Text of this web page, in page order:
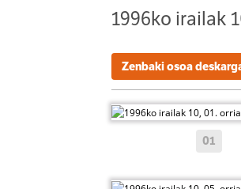
1996ko irailak
Zenbaki osoa
01